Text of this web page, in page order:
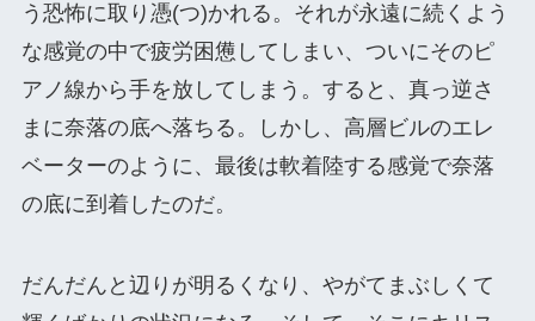
う恐怖に取り憑(つ)かれる。それが永遠に続くよう
な感覚の中で疲労困憊してしまい、ついにそのピ
アノ線から手を放してしまう。すると、真っ逆さ
まに奈落の底へ落ちる。しかし、高層ビルのエレ
ベーターのように、最後は軟着陸する感覚で奈落
の底に到着したのだ。
だんだんと辺りが明るくなり、やがてまぶしくて